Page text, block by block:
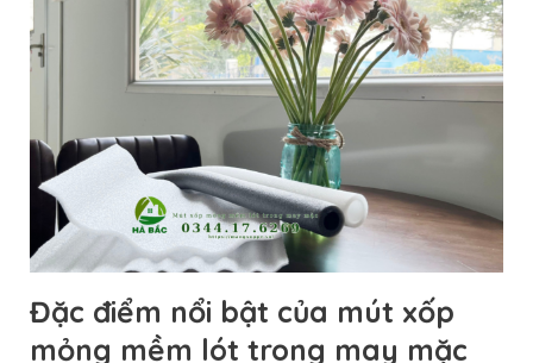
Đặc điểm nổi bật của mút xốp
mỏng mềm lót trong may mặc